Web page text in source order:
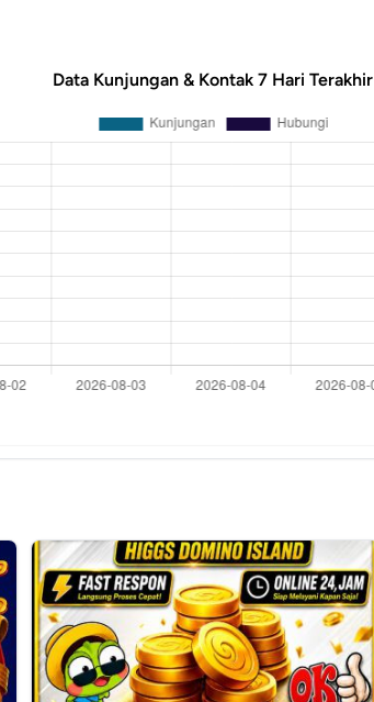
Data Kunjungan & Kontak 7 Hari Terakhir